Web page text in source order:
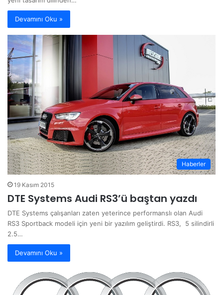
Devamını Oku »
Haberler
19 Kasım 2015
DTE Systems Audi RS3’ü baştan yazdı
DTE Systems çalışanları zaten yeterince performanslı olan Audi
RS3 Sportback modeli için yeni bir yazılım geliştirdi. RS3, 5 silindirli
2.5…
Devamını Oku »